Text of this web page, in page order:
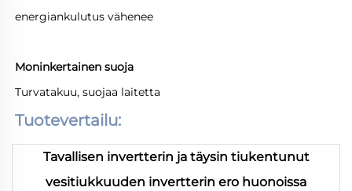
energiankulutus vähenee
Moninkertainen suoja
Turvatakuu, suojaa laitetta
Tuotevertailu:
Tavallisen invertterin ja täysin tiukentunut
vesitiukkuuden invertterin ero huonoissa